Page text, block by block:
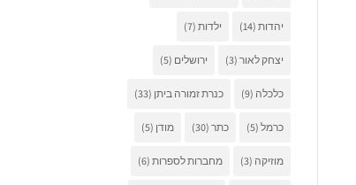
יהדות (14) ילדות (7)
יצחק לאור (3) ירושלים (5)
כלכלה (9) כנרת זמורה ביתן (33)
כרמל (5) כתר (30) מודן (5)
מוזיקה (3) מחברות לספרות (6)